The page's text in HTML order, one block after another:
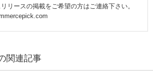
リースの掲載をご希望の方はご連絡下さい。
関連記事